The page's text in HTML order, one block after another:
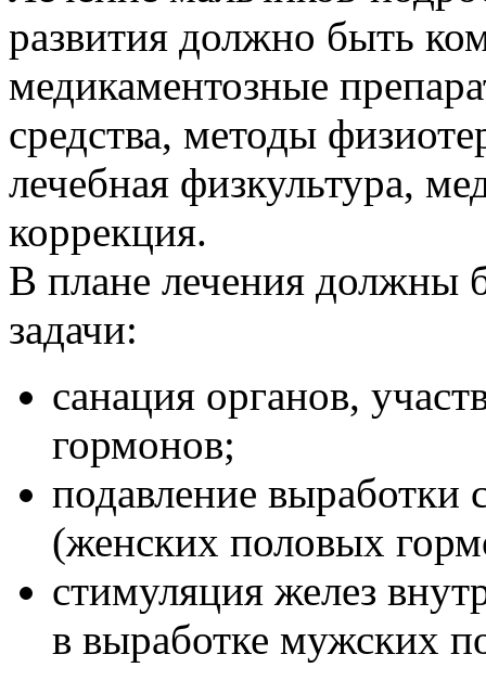
развития должно быть
медикаментозные
средства, методы
лечебная физкультура,
коррекция.
В плане лечения должны
задачи:
санация органов,
гормонов;
подавление выработки
(женских половых
стимуляция желез
в выработке мужских